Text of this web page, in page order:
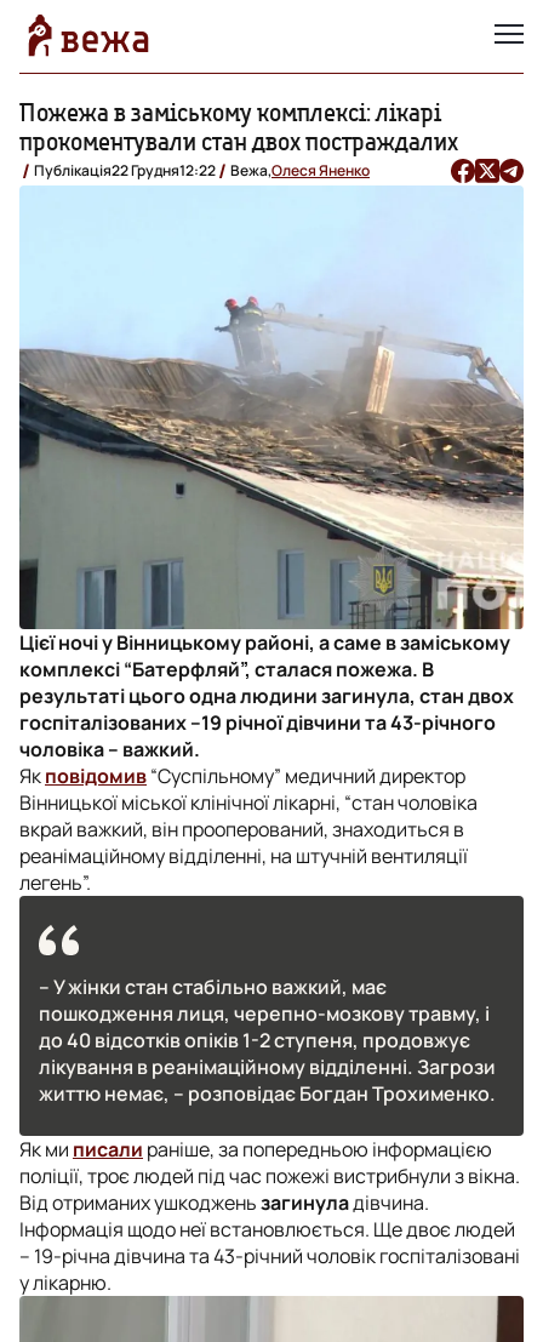
Пожежа в заміському комплексі: лікарі
прокоментували стан двох постраждалих
Публікація22 Грудня12:22 Вежа,Олеся Яненко
Цієї ночі у Вінницькому районі, а саме в заміському
комплексі “Батерфляй”, сталася пожежа. В
результаті цього одна людини загинула, стан двох
госпіталізованих –19 річної дівчини та 43-річного
чоловіка – важкий.
Якповідомив“Суспільному” медичний директор
Вінницької міської клінічної лікарні, “стан чоловіка
вкрай важкий, він прооперований, знаходиться в
реанімаційному відділенні, на штучній вентиляції
легень”.
– У жінки стан стабільно важкий, має
пошкодження лиця, черепно-мозкову травму, і
до 40 відсотків опіків 1-2 ступеня, продовжує
лікування в реанімаційному відділенні. Загрози
життю немає, – розповідає Богдан Трохименко.
Як ми писали раніше, за попередньою інформацією
поліції, троє людей під час пожежі вистрибнули з вікна.
Від отриманих ушкодженьзагинуладівчина.
Інформація щодо неї встановлюється. Ще двоє людей
– 19-річна дівчина та 43-річний чоловік госпіталізовані
у лікарню.